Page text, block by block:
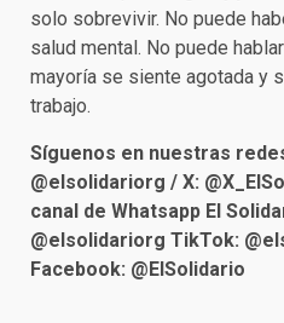
solo sobrevivir. No puede
salud mental. No puede
mayoría se siente agotada y
trabajo.
Síguenos en nuestras
@elsolidariorg / X:
canal de Whatsapp El
@elsolidariorg TikTok:
Facebook: @ElSolidario